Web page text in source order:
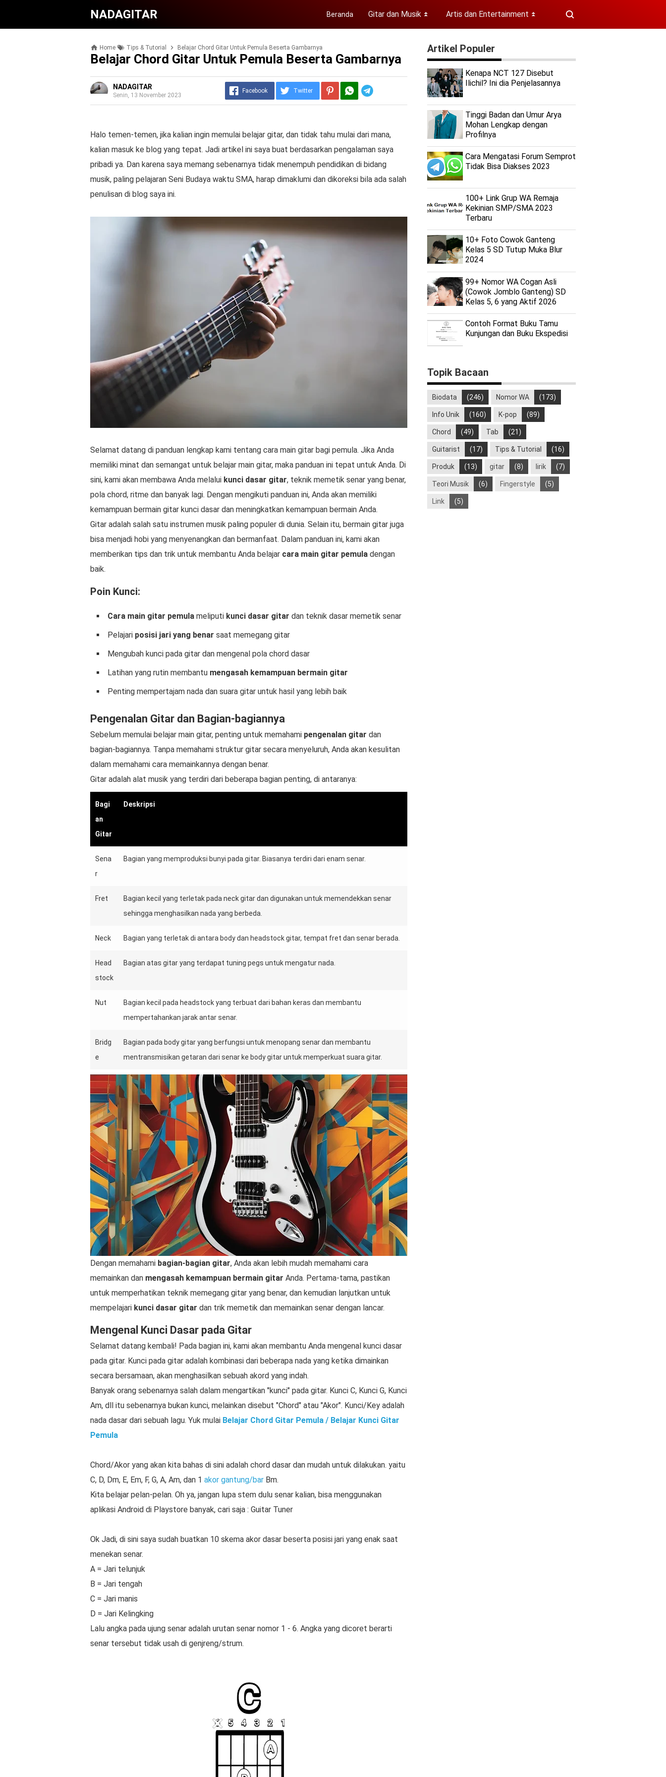
NADAGITAR Beranda Gitar dan Musik ⏬ Artis dan Entertainment ⏬
Home Tips & Tutorial Belajar Chord Gitar Untuk Pemula Beserta Gambarnya
Belajar Chord Gitar Untuk Pemula Beserta Gambarnya
NADAGITAR
Senin, 13 November 2023
Facebook Twitter
Halo temen-temen, jika kalian ingin memulai belajar gitar, dan tidak tahu mulai dari mana,
kalian masuk ke blog yang tepat. Jadi artikel ini saya buat berdasarkan pengalaman saya
pribadi ya. Dan karena saya memang sebenarnya tidak menempuh pendidikan di bidang
musik, paling pelajaran Seni Budaya waktu SMA, harap dimaklumi dan dikoreksi bila ada salah
penulisan di blog saya ini.
Selamat datang di panduan lengkap kami tentang cara main gitar bagi pemula. Jika Anda
memiliki minat dan semangat untuk belajar main gitar, maka panduan ini tepat untuk Anda. Di
sini, kami akan membawa Anda melalui kunci dasar gitar, teknik memetik senar yang benar,
pola chord, ritme dan banyak lagi. Dengan mengikuti panduan ini, Anda akan memiliki
kemampuan bermain gitar kunci dasar dan meningkatkan kemampuan bermain Anda.
Gitar adalah salah satu instrumen musik paling populer di dunia. Selain itu, bermain gitar juga
bisa menjadi hobi yang menyenangkan dan bermanfaat. Dalam panduan ini, kami akan
memberikan tips dan trik untuk membantu Anda belajar cara main gitar pemula dengan
baik.
Poin Kunci:
Cara main gitar pemula meliputi kunci dasar gitar dan teknik dasar memetik senar
Pelajari posisi jari yang benar saat memegang gitar
Mengubah kunci pada gitar dan mengenal pola chord dasar
Latihan yang rutin membantu mengasah kemampuan bermain gitar
Penting mempertajam nada dan suara gitar untuk hasil yang lebih baik
Pengenalan Gitar dan Bagian-bagiannya
Sebelum memulai belajar main gitar, penting untuk memahami pengenalan gitar dan
bagian-bagiannya. Tanpa memahami struktur gitar secara menyeluruh, Anda akan kesulitan
dalam memahami cara memainkannya dengan benar.
Gitar adalah alat musik yang terdiri dari beberapa bagian penting, di antaranya:
Bagi
an
Gitar
Deskripsi
Sena
r
Bagian yang memproduksi bunyi pada gitar. Biasanya terdiri dari enam senar.
Fret
Bagian kecil yang terletak pada neck gitar dan digunakan untuk memendekkan senar
sehingga menghasilkan nada yang berbeda.
Neck Bagian yang terletak di antara body dan headstock gitar, tempat fret dan senar berada.
Head
stock
Bagian atas gitar yang terdapat tuning pegs untuk mengatur nada.
Nut
Bagian kecil pada headstock yang terbuat dari bahan keras dan membantu
mempertahankan jarak antar senar.
Bridg
e
Bagian pada body gitar yang berfungsi untuk menopang senar dan membantu
mentransmisikan getaran dari senar ke body gitar untuk memperkuat suara gitar.
Dengan memahami bagian-bagian gitar, Anda akan lebih mudah memahami cara
memainkan dan mengasah kemampuan bermain gitar Anda. Pertama-tama, pastikan
untuk memperhatikan teknik memegang gitar yang benar, dan kemudian lanjutkan untuk
mempelajari kunci dasar gitar dan trik memetik dan memainkan senar dengan lancar.
Mengenal Kunci Dasar pada Gitar
Selamat datang kembali! Pada bagian ini, kami akan membantu Anda mengenal kunci dasar
pada gitar. Kunci pada gitar adalah kombinasi dari beberapa nada yang ketika dimainkan
secara bersamaan, akan menghasilkan sebuah akord yang indah.
Banyak orang sebenarnya salah dalam mengartikan "kunci" pada gitar. Kunci C, Kunci G, Kunci
Am, dll itu sebenarnya bukan kunci, melainkan disebut "Chord" atau "Akor". Kunci/Key adalah
nada dasar dari sebuah lagu. Yuk mulai Belajar Chord Gitar Pemula / Belajar Kunci Gitar
Pemula
Chord/Akor yang akan kita bahas di sini adalah chord dasar dan mudah untuk dilakukan. yaitu
C, D, Dm, E, Em, F, G, A, Am, dan 1 akor gantung/bar Bm.
Kita belajar pelan-pelan. Oh ya, jangan lupa stem dulu senar kalian, bisa menggunakan
aplikasi Android di Playstore banyak, cari saja : Guitar Tuner
Ok Jadi, di sini saya sudah buatkan 10 skema akor dasar beserta posisi jari yang enak saat
menekan senar.
A = Jari telunjuk
B = Jari tengah
C = Jari manis
D = Jari Kelingking
Lalu angka pada ujung senar adalah urutan senar nomor 1 - 6. Angka yang dicoret berarti
senar tersebut tidak usah di genjreng/strum.
Artikel Populer
Kenapa NCT 127 Disebut
Ilichil? Ini dia Penjelasannya
Tinggi Badan dan Umur Arya
Mohan Lengkap dengan
Profilnya
Cara Mengatasi Forum Semprot
Tidak Bisa Diakses 2023
100+ Link Grup WA Remaja
Kekinian SMP/SMA 2023
Terbaru
10+ Foto Cowok Ganteng
Kelas 5 SD Tutup Muka Blur
2024
99+ Nomor WA Cogan Asli
(Cowok Jomblo Ganteng) SD
Kelas 5, 6 yang Aktif 2026
Contoh Format Buku Tamu
Kunjungan dan Buku Ekspedisi
Topik Bacaan
Biodata (246) Nomor WA (173)
Info Unik (160) K-pop (89)
Chord (49) Tab (21)
Guitarist (17) Tips & Tutorial (16)
Produk (13) gitar (8) lirik (7)
Teori Musik (6) Fingerstyle (5)
Link (5)